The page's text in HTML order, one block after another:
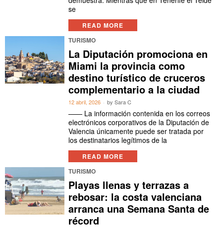
se
READ MORE
TURISMO
La Diputación promociona en
Miami la provincia como
destino turístico de cruceros
complementario a la ciudad
12 abril, 2026 bySara C
—— La información contenida en los correos
electrónicos corporativos de la Diputación de
Valencia únicamente puede ser tratada por
los destinatarios legítimos de la
READ MORE
TURISMO
Playas llenas y terrazas a
rebosar: la costa valenciana
arranca una Semana Santa de
récord